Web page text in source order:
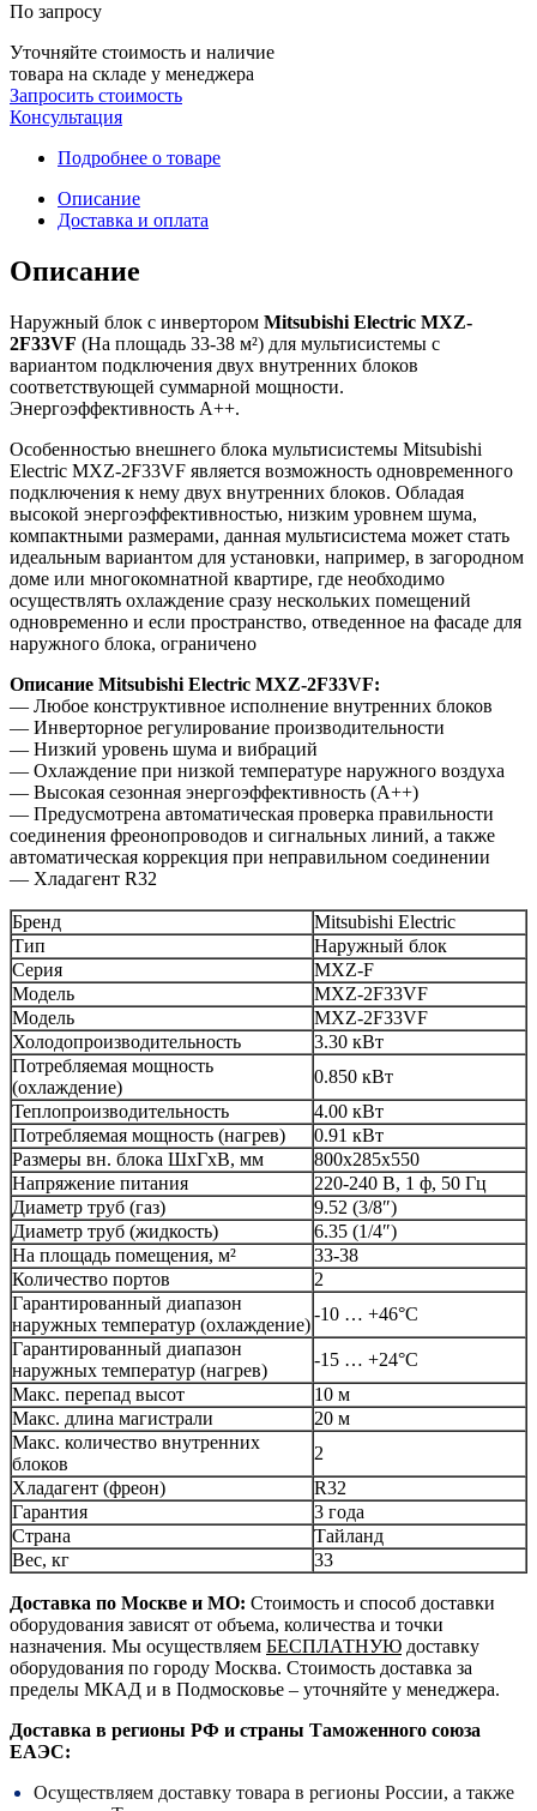
По запросу
Уточняйте стоимость и наличие
товара на складе у менеджера
Запросить стоимость
Консультация
Подробнее о товаре
Описание
Доставка и оплата
Описание
Наружный блок с инвертором Mitsubishi Electric MXZ-
2F33VF (На площадь 33-38 м²) для мультисистемы c
вариантом подключения двух внутренних блоков
соответствующей суммарной мощности.
Энергоэффективность А++.
Особенностью внешнего блока мультисистемы Mitsubishi
Electric MXZ-2F33VF является возможность одновременного
подключения к нему двух внутренних блоков. Обладая
высокой энергоэффективностью, низким уровнем шума,
компактными размерами, данная мультисистема может стать
идеальным вариантом для установки, например, в загородном
доме или многокомнатной квартире, где необходимо
осуществлять охлаждение сразу нескольких помещений
одновременно и если пространство, отведенное на фасаде для
наружного блока, ограничено
Описание Mitsubishi Electric MXZ-2F33VF:
— Любое конструктивное исполнение внутренних блоков
— Инверторное регулирование производительности
— Низкий уровень шума и вибраций
— Охлаждение при низкой температуре наружного воздуха
— Высокая сезонная энергоэффективность (А++)
— Предусмотрена автоматическая проверка правильности
соединения фреонопроводов и сигнальных линий, а также
автоматическая коррекция при неправильном соединении
— Хладагент R32
Бренд
Mitsubishi Electric
Тип
Наружный блок
Серия
MXZ-F
Модель
MXZ-2F33VF
Модель
MXZ-2F33VF
Холодопроизводительность
3.30 кВт
Потребляемая мощность
(охлаждение)
0.850 кВт
Теплопроизводительность
4.00 кВт
Потребляемая мощность (нагрев)
0.91 кВт
Размеры вн. блока ШхГхВ, мм
800x285x550
Напряжение питания
220-240 В, 1 ф, 50 Гц
Диаметр труб (газ)
9.52 (3/8″)
Диаметр труб (жидкость)
6.35 (1/4″)
На площадь помещения, м²
33-38
Количество портов
2
Гарантированный диапазон
наружных температур (охлаждение)
-10 … +46°C
Гарантированный диапазон
наружных температур (нагрев)
-15 … +24°C
Макс. перепад высот
10 м
Макс. длина магистрали
20 м
Макс. количество внутренних
блоков
2
Хладагент (фреон)
R32
Гарантия
3 года
Страна
Тайланд
Вес, кг
33
Доставка по Москве и МО: Стоимость и способ доставки
оборудования зависят от объема, количества и точки
назначения. Мы осуществляем БЕСПЛАТНУЮ доставку
оборудования по городу Москва. Стоимость доставка за
пределы МКАД и в Подмосковье – уточняйте у менеджера.
Доставка в регионы РФ и страны Таможенного союза
ЕАЭС:
Осуществляем доставку товара в регионы России, а также